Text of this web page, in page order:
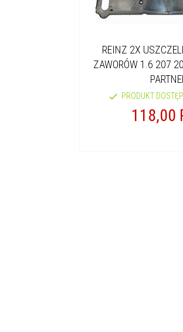
REINZ 2X
ZAWORÓW 1.6 207
PRODUKT
118,00